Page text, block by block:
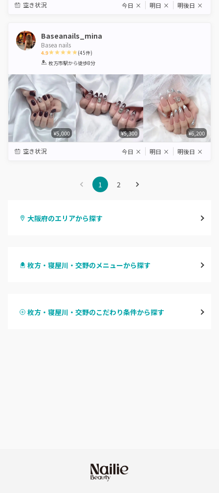
空き状況 今日 × 明日 × 明後日 ×
Baseanails_mina
Basea nails
4.9
1 2 3 4 5
(45件)
枚方市駅から徒歩8分
¥5,000 ¥5,300 ¥6,200
空き状況 今日 × 明日 × 明後日 ×
1 2
大阪府のエリアから探す
心斎橋・南船場・アメ村
枚方・寝屋川・交野のメニューから探す
ハンドスカルプ
枚方・寝屋川・交野のこだわり条件から探す